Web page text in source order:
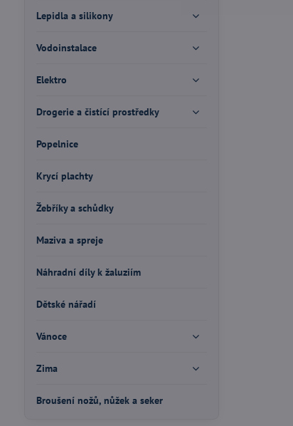
Lepidla a silikony
Vodoinstalace
Elektro
Drogerie a čistící prostředky
Popelnice
Krycí plachty
Žebříky a schůdky
Maziva a spreje
Náhradní díly k žaluziím
Dětské nářadí
Vánoce
Zima
Broušení nožů, nůžek a seker